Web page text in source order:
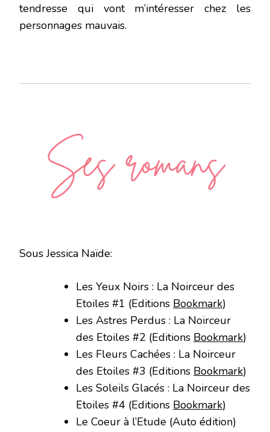
tendresse qui vont m’intéresser chez les
personnages mauvais.
Sous Jessica Naïde:
Les Yeux Noirs : La Noirceur des
Etoiles #1 (Editions Bookmark)
Les Astres Perdus : La Noirceur
des Etoiles #2 (Editions Bookmark)
Les Fleurs Cachées : La Noirceur
des Etoiles #3 (Editions Bookmark)
Les Soleils Glacés : La Noirceur des
Etoiles #4 (Editions Bookmark)
Le Coeur à l’Etude (Auto édition)